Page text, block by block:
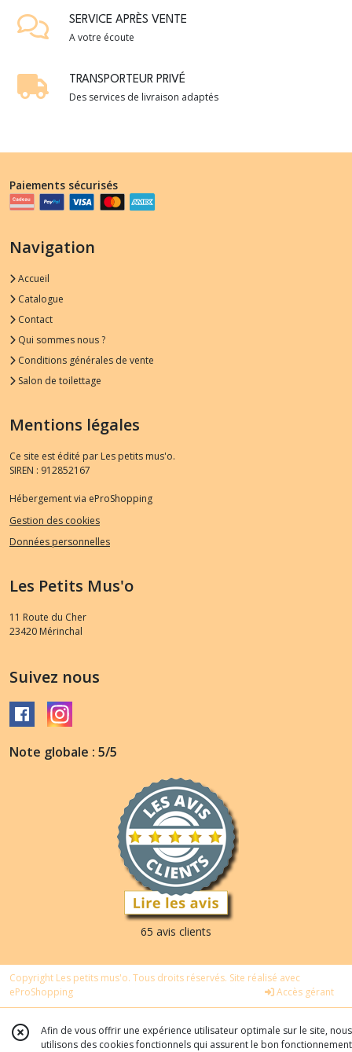
SERVICE APRÈS VENTE
A votre écoute
TRANSPORTEUR PRIVÉ
Des services de livraison adaptés
Paiements sécurisés
Navigation
Accueil
Catalogue
Contact
Qui sommes nous ?
Conditions générales de vente
Salon de toilettage
Mentions légales
Ce site est édité par Les petits mus'o.
SIREN : 912852167
Hébergement via eProShopping
Gestion des cookies
Données personnelles
Les Petits Mus'o
11 Route du Cher
23420 Mérinchal
Suivez nous
Note globale : 5/5
65 avis clients
Copyright Les petits mus'o. Tous droits réservés. Site réalisé avec
eProShopping
Accès gérant
Afin de vous offrir une expérience utilisateur optimale sur le site, nous
utilisons des cookies fonctionnels qui assurent le bon fonctionnement